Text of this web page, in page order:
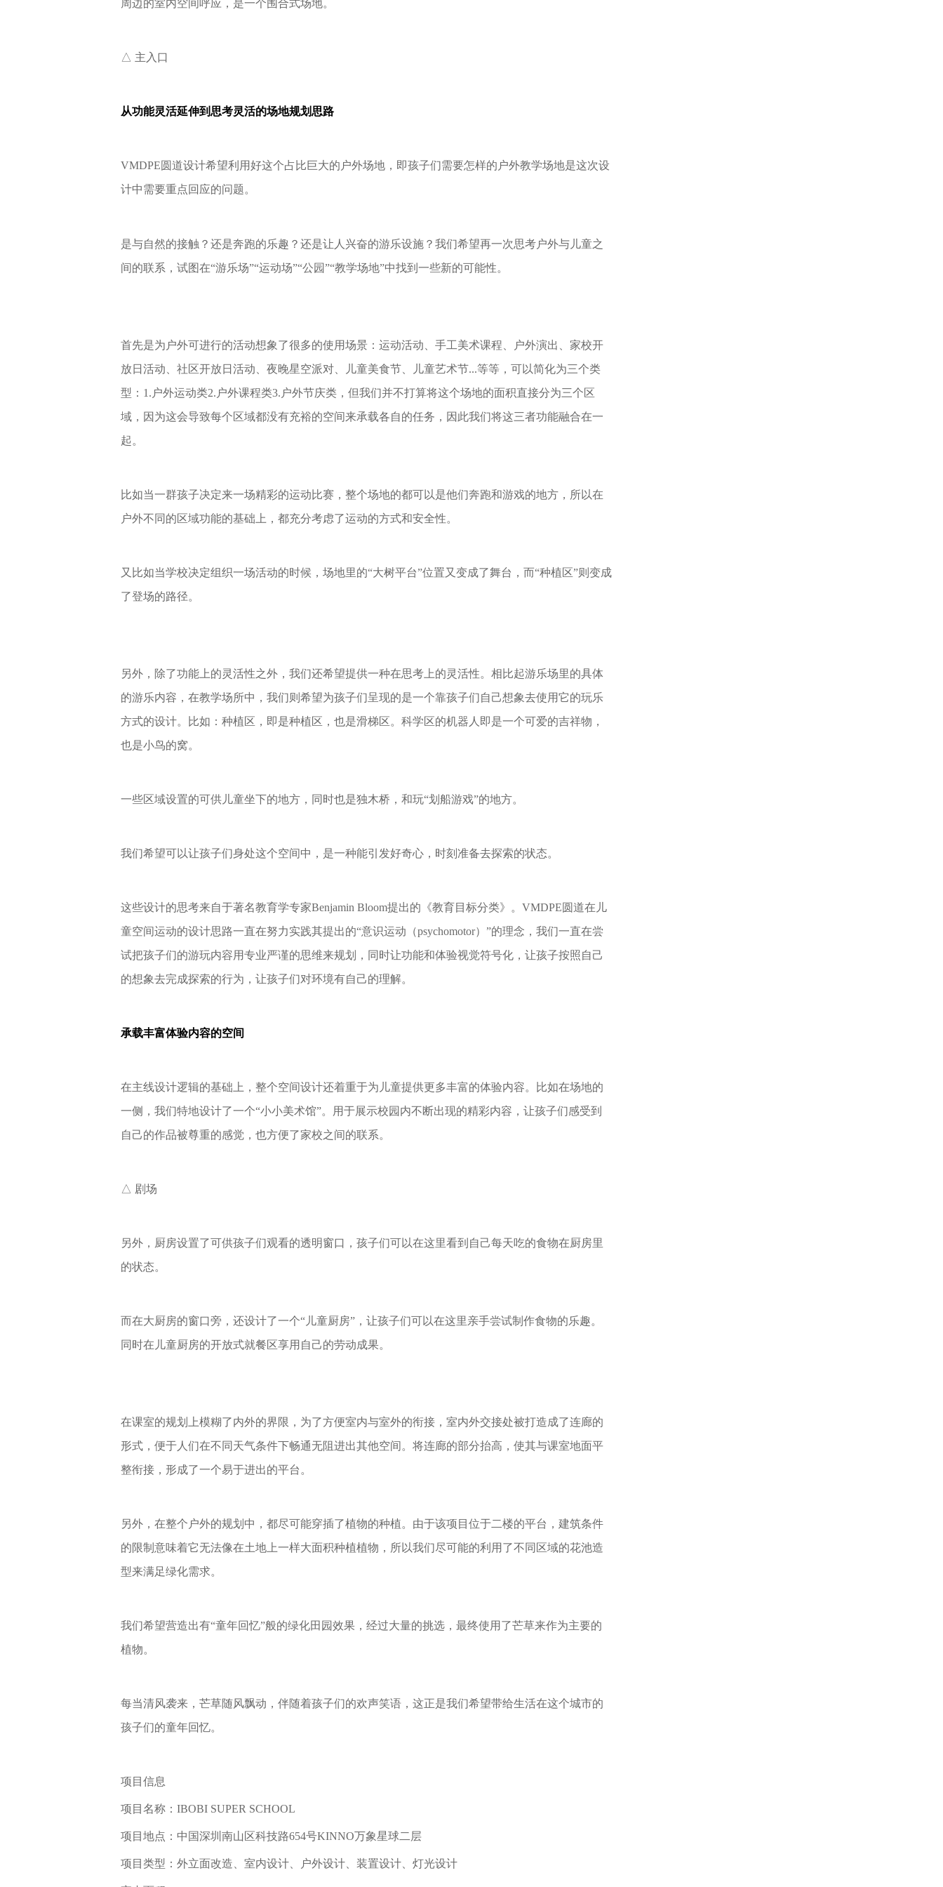
周边的室内空间呼应，是一个围合式场地。
△ 主入口
从功能灵活延伸到思考灵活的场地规划思路
VMDPE圆道设计希望利用好这个占比巨大的户外场地，即孩子们需要怎样的户外教学场地是这次设
计中需要重点回应的问题。
是与自然的接触？还是奔跑的乐趣？还是让人兴奋的游乐设施？ 我们希望再一次思考户外与儿童之
间的联系，试图在“游乐场”“运动场”“公园”“教学场地”中找到一些新的可能性。
首先是为户外可进行的活动想象了很多的使用场景：运动活动、手工美术课程、户外演出、家校开
放日活动、社区开放日活动、夜晚星空派对、儿童美食节、儿童艺术节...等等，可以简化为三个类
型：1.户外运动类2.户外课程类3.户外节庆类，但我们并不打算将这个场地的面积直接分为三个区
域，因为这会导致每个区域都没有充裕的空间来承载各自的任务，因此我们将这三者功能融合在一
起。
比如当一群孩子决定来一场精彩的运动比赛，整个场地的都可以是他们奔跑和游戏的地方，所以在
户外不同的区域功能的基础上，都充分考虑了运动的方式和安全性。
又比如当学校决定组织一场活动的时候，场地里的“大树平台”位置又变成了舞台，而“种植区”则变成
了登场的路径。
另外，除了功能上的灵活性之外，我们还希望提供一种在思考上的灵活性。相比起游乐场里的具体
的游乐内容，在教学场所中，我们则希望为孩子们呈现的是一个靠孩子们自己想象去使用它的玩乐
方式的设计。
比如：种植区，即是种植区，也是滑梯区。科学区的机器人即是一个可爱的吉祥物，
也是小鸟的窝。
一些区域设置的可供儿童坐下的地方，同时也是独木桥，和玩“划船游戏”的地方。
我们希望可以让孩子们身处这个空间中，是一种能引发好奇心，时刻准备去探索的状态。
这些设计的思考来自于著名教育学专家Benjamin Bloom提出的《教育目标分类》。VMDPE圆道在儿
童空间运动的设计思路一直在努力实践其提出的“意识运动（psychomotor）”的理念，我们一直在尝
试把孩子们的游玩内容用专业严谨的思维来规划，同时让功能和体验视觉符号化，让孩子按照自己
的想象去完成探索的行为，让孩子们对环境有自己的理解。
承载丰富体验内容的空间
在主线设计逻辑的基础上，整个空间设计还着重于为儿童提供更多丰富的体验内容。
比如在场地的
一侧，我们特地设计了一个“小小美术馆”。用于展示校园内不断出现的精彩内容，让孩子们感受到
自己的作品被尊重的感觉，也方便了家校之间的联系。
△ 剧场
另外，厨房设置了可供孩子们观看的透明窗口，孩子们可以在这里看到自己每天吃的食物在厨房里
的状态。
而在大厨房的窗口旁，还设计了一个“儿童厨房”，让孩子们可以在这里亲手尝试制作食物的乐趣。
同时在儿童厨房的开放式就餐区享用自己的劳动成果。
在课室的规划上模糊了内外的界限，为了方便室内与室外的衔接，室内外交接处被打造成了连廊的
形式，便于人们在不同天气条件下畅通无阻进出其他空间。将连廊的部分抬高，使其与课室地面平
整衔接，形成了一个易于进出的平台。
另外，在整个户外的规划中，都尽可能穿插了植物的种植。由于该项目位于二楼的平台，建筑条件
的限制意味着它无法像在土地上一样大面积种植植物，所以我们尽可能的利用了不同区域的花池造
型来满足绿化需求。
我们希望营造出有“童年回忆”般的绿化田园效果，经过大量的挑选，最终使用了芒草来作为主要的
植物。
每当清风袭来，芒草随风飘动，伴随着孩子们的欢声笑语，这正是我们希望带给生活在这个城市的
孩子们的童年回忆。
项目信息
项目名称：IBOBI SUPER SCHOOL
项目地点：中国深圳南山区科技路654号KINNO万象星球二层
项目类型：外立面改造、室内设计、户外设计、装置设计、灯光设计